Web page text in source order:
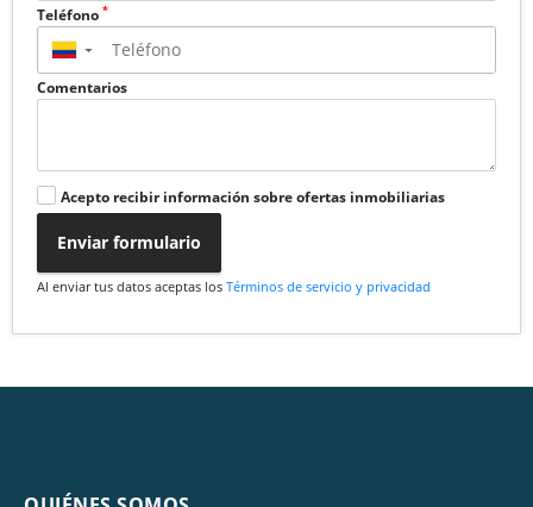
Teléfono *
▼
Comentarios
Acepto recibir información sobre ofertas inmobiliarias
Enviar formulario
Al enviar tus datos aceptas los Términos de servicio y privacidad